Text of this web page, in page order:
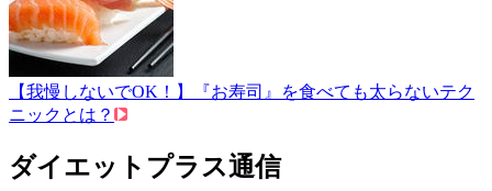
【我慢しないでOK！】『お寿司』を食べても太らないテク
ニックとは？
ダイエットプラス通信